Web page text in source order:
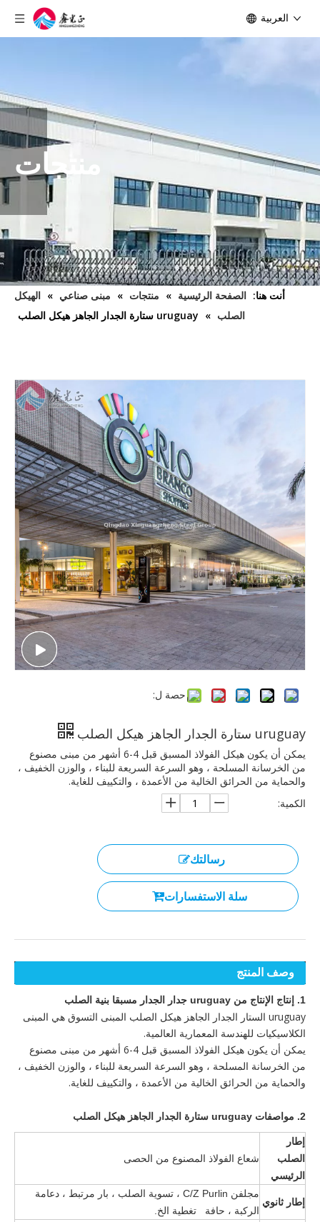
العربية
منتجات
أنت هنا: الصفحة الرئيسية » منتجات » مبنى صناعي » الهيكل
الصلب » uruguay ستارة الجدار الجاهز هيكل الصلب
حصة ل:
uruguay ستارة الجدار الجاهز هيكل الصلب
يمكن أن يكون هيكل الفولاذ المسبق قبل 4-6 أشهر من مبنى مصنوع
من الخرسانة المسلحة ، وهو السرعة السريعة للبناء ، والوزن الخفيف ،
والحماية من الحرائق الخالية من الأعمدة ، والتكييف للغاية.
الكمية:
رسالتك
سلة الاستفسارات
وصف المنتج
1. إنتاج الإنتاج من uruguay جدار الجدار مسبقا بنية الصلب
uruguay الستار الجدار الجاهز هيكل الصلب المبنى التسوق هي المبنى
الكلاسيكيات للهندسة المعمارية العالمية.
يمكن أن يكون هيكل الفولاذ المسبق قبل 4-6 أشهر من مبنى مصنوع
من الخرسانة المسلحة ، وهو السرعة السريعة للبناء ، والوزن الخفيف ،
والحماية من الحرائق الخالية من الأعمدة ، والتكييف للغاية.
2. مواصفات uruguay ستارة الجدار الجاهز هيكل الصلب
إطار
الصلب
الرئيسي
شعاع الفولاذ المصنوع من الحصى
إطار ثانوي
مجلفن C/Z Purlin ، تسوية الصلب ، بار مرتبط ، دعامة
الركبة ، حافة تغطية الخ.